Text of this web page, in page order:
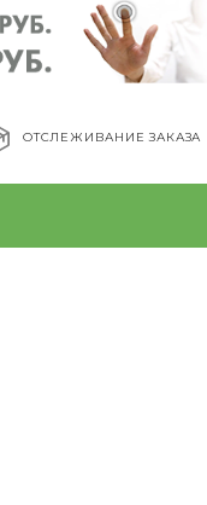
ОТСЛЕЖИВАНИЕ ЗАКАЗА